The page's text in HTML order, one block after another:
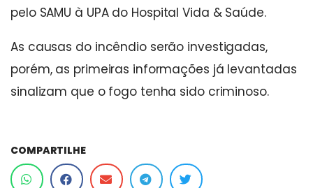
pelo SAMU à UPA do Hospital Vida & Saúde.
As causas do incêndio serão investigadas,
porém, as primeiras informações já levantadas
sinalizam que o fogo tenha sido criminoso.
COMPARTILHE